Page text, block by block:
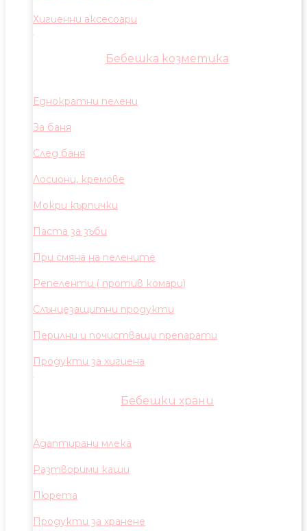
Хигиенни аксесоари
Бебешка козметика
Еднократни пелени
За баня
След баня
Лосиони, кремове
Мокри кърпички
Паста за зъби
При смяна на пелените
Репеленти ( против комари)
Слънцезащитни продукти
Перилни и почистващи препарати
Продукти за хигиена
Бебешки храни
Адаптирани млека
Разтворими каши
Пюрета
Продукти за хранене